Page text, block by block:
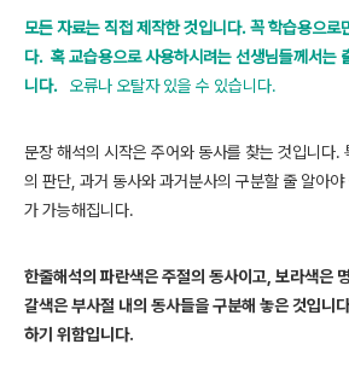
모든 자료는 직접 제작한 것입니다. 꼭 학습용으로
다. 혹 교습용으로 사용하시려는 선생님들께서는
니다.
오류나 오탈자 있을 수 있습니다.
문장 해석의 시작은 주어와 동사를 찾는 것입니다.
의 판단, 과거 동사와 과거분사의 구분할 줄 알아야
가 가능해집니다.
한줄해석의 파란색은 주절의 동사이고, 보라색은
갈색은 부사절 내의 동사들을 구분해 놓은 것입니
하기 위함입니다.